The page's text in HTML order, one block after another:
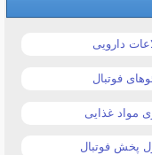
دارویی
فوتبال
مواد غذایی
پخش فوتبال